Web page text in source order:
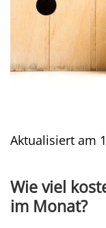
Aktualisiert am
Wie viel
im Monat?